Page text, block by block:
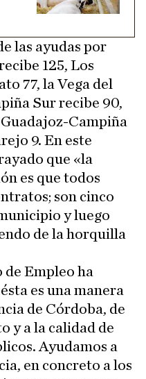
las ayudas por
125, Los
77, la Vega del
Sur recibe 90,
Campiña
9. En este
que «la
es que todos
son cinco
y luego
de la horquilla
Empleo ha
es una manera
de Córdoba, de
y a la calidad de
Ayudamos a
en concreto a los